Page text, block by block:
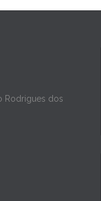
Rodrigues dos